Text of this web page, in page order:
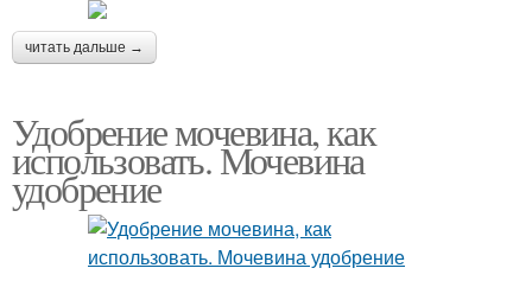
читать дальше →
Удобрение мочевина, как
использовать. Мочевина
удобрение